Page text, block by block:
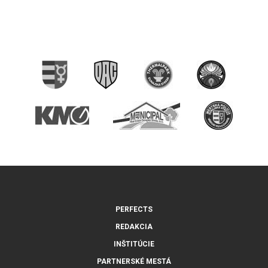
PERFECTS
REDAKCIA
INŠTITÚCIE
PARTNERSKÉ MESTÁ